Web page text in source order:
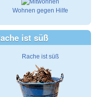
Wohnen gegen Hilfe
ist süß
Rache ist süß